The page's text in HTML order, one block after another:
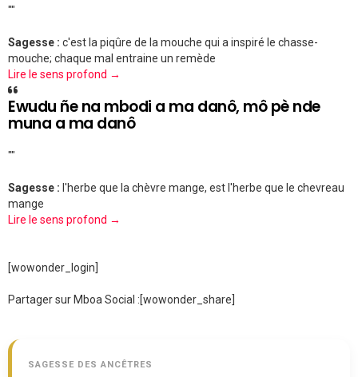
""
Sagesse : c'est la piqûre de la mouche qui a inspiré le chasse-
mouche; chaque mal entraine un remède
Lire le sens profond →
Ewudu ñe na mbodi a ma danô, mô pè nde
muna a ma danô
""
Sagesse : l'herbe que la chèvre mange, est l'herbe que le chevreau
mange
Lire le sens profond →
[wowonder_login]
Partager sur Mboa Social :[wowonder_share]
SAGESSE DES ANCÊTRES